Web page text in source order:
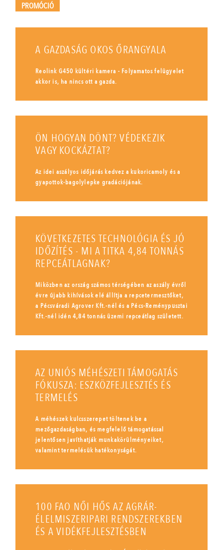
PROMÓCIÓ
A GAZDASÁG OKOS ŐRANGYALA
Reolink G450 kültéri kamera - Folyamatos felügyelet
akkor is, ha nincs ott a gazda.
ÖN HOGYAN DÖNT? VÉDEKEZIK
VAGY KOCKÁZTAT?
Az idei aszályos időjárás kedvez a kukoricamoly és a
gyapottok-bagolylepke gradációjának.
KÖVETKEZETES TECHNOLÓGIA ÉS JÓ
IDŐZÍTÉS - MI A TITKA 4,84 TONNÁS
REPCEÁTLAGNAK?
Miközben az ország számos térségében az aszály évről
évre újabb kihívások elé állítja a repcetermesztőket,
a Pécsváradi Agrover Kft.-nél és a Pécs-Reménypusztai
Kft.-nél idén 4,84 tonnás üzemi repceátlag született.
AZ UNIÓS MÉHÉSZETI TÁMOGATÁS
FÓKUSZA: ESZKÖZFEJLESZTÉS ÉS
TERMELÉS
A méhészek kulcsszerepet töltenek be a
mezőgazdaságban, és megfelelő támogatással
jelentősen javíthatják munkakörülményeiket,
valamint termelésük hatékonyságát.
100 FAO NŐI HŐS AZ AGRÁR-
ÉLELMISZERIPARI RENDSZEREKBEN
ÉS A VIDÉKFEJLESZTÉSBEN